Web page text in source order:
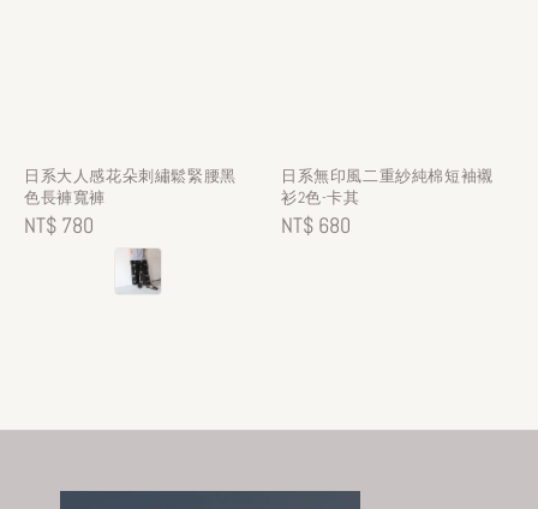
日系大人感花朵刺繡鬆緊腰黑
色長褲寬褲
Regular
NT$ 780
日系無印風二重紗純棉短袖襯
衫2色-卡其
Regular
NT$ 680